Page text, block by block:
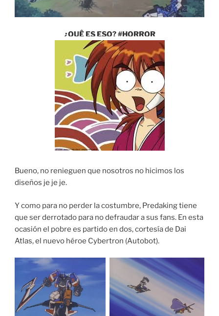
¿QUÊ ES ESO? #HORROR
Bueno, no renieguen que nosotros no hicimos los
diseños je je je.
Y como para no perder la costumbre, Predaking tiene
que ser derrotado para no defraudar a sus fans. En esta
ocasión el pobre es partido en dos, cortesía de Dai
Atlas, el nuevo héroe Cybertron (Autobot).